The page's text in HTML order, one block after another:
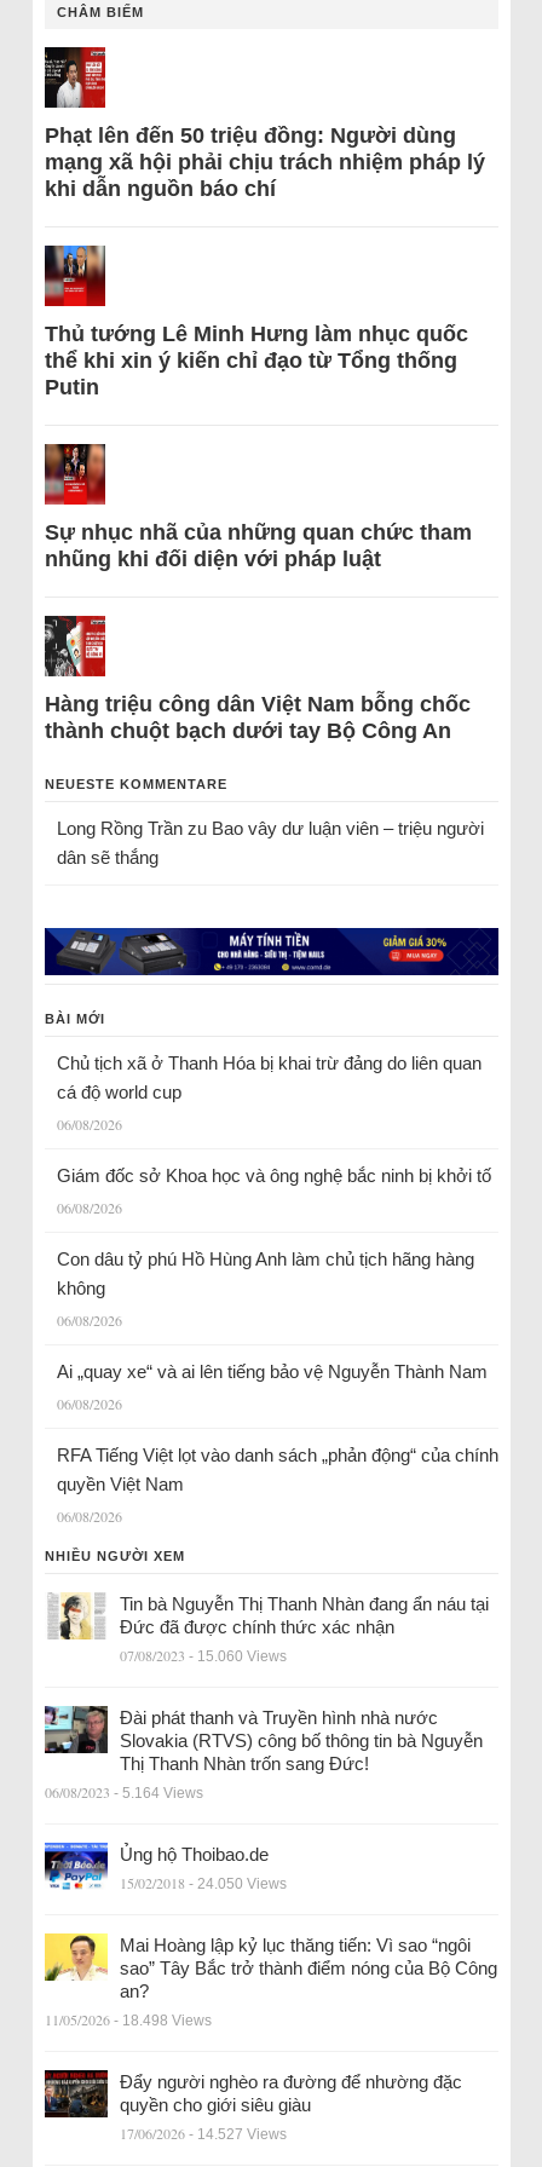
CHÂM BIẾM
Phạt lên đến 50 triệu đồng: Người dùng
mạng xã hội phải chịu trách nhiệm pháp lý
khi dẫn nguồn báo chí
Thủ tướng Lê Minh Hưng làm nhục quốc
thể khi xin ý kiến chỉ đạo từ Tổng thống
Putin
Sự nhục nhã của những quan chức tham
nhũng khi đối diện với pháp luật
Hàng triệu công dân Việt Nam bỗng chốc
thành chuột bạch dưới tay Bộ Công An
NEUESTE KOMMENTARE
Long Rồng Trầnzu Bao vây dư luận viên – triệu người
dân sẽ thắng
BÀI MỚI
Chủ tịch xã ở Thanh Hóa bị khai trừ đảng do liên quan
cá độ world cup
06/08/2026
Giám đốc sở Khoa học và ông nghệ bắc ninh bị khởi tố
06/08/2026
Con dâu tỷ phú Hồ Hùng Anh làm chủ tịch hãng hàng
không
06/08/2026
Ai „quay xe“ và ai lên tiếng bảo vệ Nguyễn Thành Nam
06/08/2026
RFA Tiếng Việt lọt vào danh sách „phản động“ của chính
quyền Việt Nam
06/08/2026
NHIỀU NGƯỜI XEM
Tin bà Nguyễn Thị Thanh Nhàn đang ẩn náu tại
Đức đã được chính thức xác nhận
07/08/2023 - 15.060 Views
Đài phát thanh và Truyền hình nhà nước
Slovakia (RTVS) công bố thông tin bà Nguyễn
Thị Thanh Nhàn trốn sang Đức!
06/08/2023 - 5.164 Views
Ủng hộ Thoibao.de
15/02/2018 - 24.050 Views
Mai Hoàng lập kỷ lục thăng tiến: Vì sao “ngôi
sao” Tây Bắc trở thành điểm nóng của Bộ Công
an?
11/05/2026 - 18.498 Views
Đẩy người nghèo ra đường để nhường đặc
quyền cho giới siêu giàu
17/06/2026 - 14.527 Views